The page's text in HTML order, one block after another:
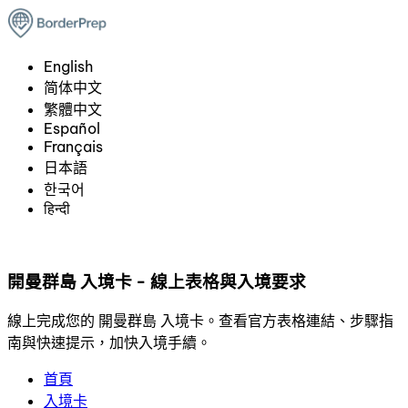
English
简体中文
繁體中文
Español
Français
日本語
한국어
हिन्दी
開曼群島 入境卡 - 線上表格與入境要求
線上完成您的 開曼群島 入境卡。查看官方表格連結、步驟指
南與快速提示，加快入境手續。
首頁
入境卡